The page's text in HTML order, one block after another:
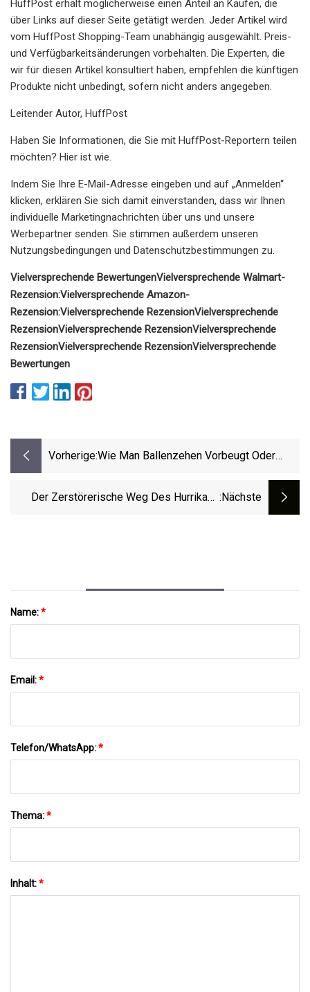
HuffPost erhält möglicherweise einen Anteil an Käufen, die
über Links auf dieser Seite getätigt werden. Jeder Artikel wird
vom HuffPost Shopping-Team unabhängig ausgewählt. Preis-
und Verfügbarkeitsänderungen vorbehalten. Die Experten, die
wir für diesen Artikel konsultiert haben, empfehlen die künftigen
Produkte nicht unbedingt, sofern nicht anders angegeben.
Leitender Autor, HuffPost
Haben Sie Informationen, die Sie mit HuffPost-Reportern teilen
möchten? Hier ist wie.
Indem Sie Ihre E-Mail-Adresse eingeben und auf „Anmelden“
klicken, erklären Sie sich damit einverstanden, dass wir Ihnen
individuelle Marketingnachrichten über uns und unsere
Werbepartner senden. Sie stimmen außerdem unseren
Nutzungsbedingungen und Datenschutzbestimmungen zu.
Vielversprechende BewertungenVielversprechende Walmart-
Rezension:Vielversprechende Amazon-
Rezension:Vielversprechende RezensionVielversprechende
RezensionVielversprechende RezensionVielversprechende
RezensionVielversprechende RezensionVielversprechende
Bewertungen
Vorherige:Wie Man Ballenzehen Vorbeugt Oder
Der Zerstörerische Weg Des Hurrikans :nächste
Name:*
Email:*
Telefon/WhatsApp:*
Thema:*
Inhalt:*